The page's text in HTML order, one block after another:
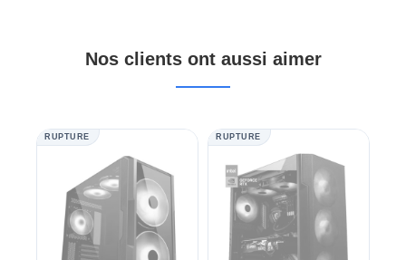
Nos clients ont aussi aimer
RUPTURE RUPTURE